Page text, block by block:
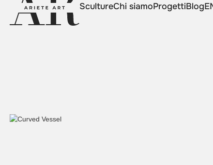
ScultureChi siamoProgettiBlog